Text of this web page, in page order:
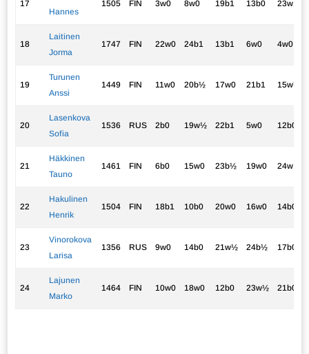
17
Hannes
1505 FIN 3w0 8w0 19b1 13b0 23w1
18
Laitinen
Jorma
1747 FIN 22w0 24b1 13b1 6w0 4w0
19
Turunen
Anssi
1449 FIN 11w0 20b½ 17w0 21b1 15w½
20
Lasenkova
Sofia
1536 RUS 2b0 19w½ 22b1 5w0 12b0
21
Häkkinen
Tauno
1461 FIN 6b0 15w0 23b½ 19w0 24w1
22
Hakulinen
Henrik
1504 FIN 18b1 10b0 20w0 16w0 14b0
23
Vinorokova
Larisa
1356 RUS 9w0 14b0 21w½ 24b½ 17b0
24
Lajunen
Marko
1464 FIN 10w0 18w0 12b0 23w½ 21b0